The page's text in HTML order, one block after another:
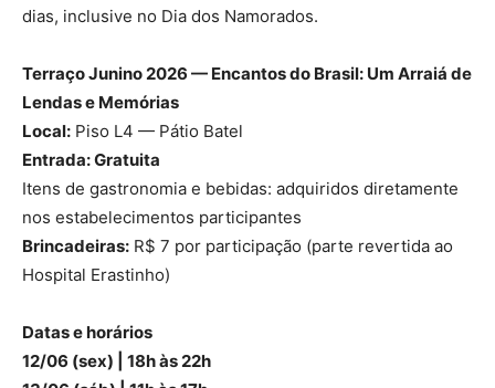
dias, inclusive no Dia dos Namorados.
Terraço Junino 2026 — Encantos do Brasil: Um Arraiá de
Lendas e Memórias
Local: Piso L4 — Pátio Batel
Entrada: Gratuita
Itens de gastronomia e bebidas: adquiridos diretamente
nos estabelecimentos participantes
Brincadeiras: R$ 7 por participação (parte revertida ao
Hospital Erastinho)
Datas e horários
12/06 (sex) | 18h às 22h